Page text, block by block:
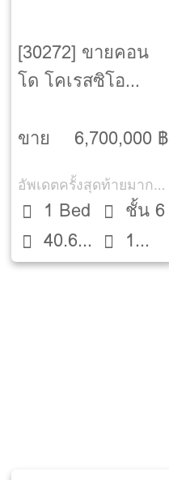
[30272] ขายคอน
โด โคเรสซิโอ
[Collezio Sathorn-
ขาย 6,700,000 ฿
อัพเดตครั้งสุดท้ายมากกว่า 30 วัน
1 Bed
40.64
ตรม.
ชั้น 6
1
ห้องน้ำ